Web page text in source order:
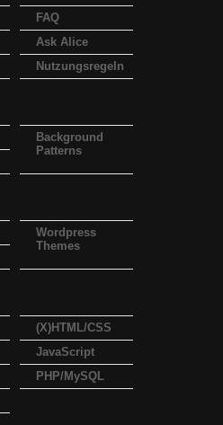
FAQ
Ask Alice
Nutzungsregeln
Background
Patterns
Wordpress
Themes
(X)HTML/CSS
JavaScript
PHP/MySQL